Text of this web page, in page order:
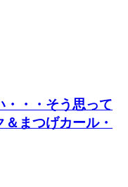
・・・そう思って
まつげカール・